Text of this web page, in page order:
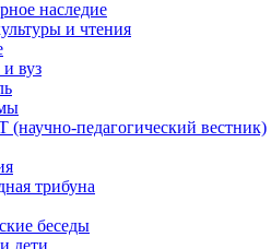
наследие
и чтения
вуз
педагогический вестник)
трибуна
беседы
дети